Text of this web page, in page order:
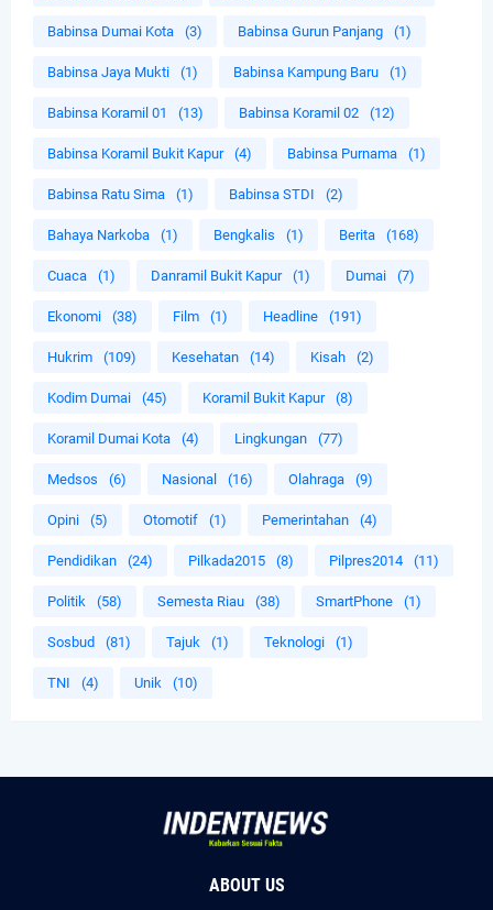
Babinsa Dumai Kota (3) Babinsa Gurun Panjang (1)
Babinsa Jaya Mukti (1) Babinsa Kampung Baru (1)
Babinsa Koramil 01 (13) Babinsa Koramil 02 (12)
Babinsa Koramil Bukit Kapur (4) Babinsa Purnama (1)
Babinsa Ratu Sima (1) Babinsa STDI (2)
Bahaya Narkoba (1) Bengkalis (1) Berita (168)
Cuaca (1) Danramil Bukit Kapur (1) Dumai (7)
Ekonomi (38) Film (1) Headline (191)
Hukrim (109) Kesehatan (14) Kisah (2)
Kodim Dumai (45) Koramil Bukit Kapur (8)
Koramil Dumai Kota (4) Lingkungan (77)
Medsos (6) Nasional (16) Olahraga (9)
Opini (5) Otomotif (1) Pemerintahan (4)
Pendidikan (24) Pilkada2015 (8) Pilpres2014 (11)
Politik (58) Semesta Riau (38) SmartPhone (1)
Sosbud (81) Tajuk (1) Teknologi (1)
TNI (4) Unik (10)
ABOUT US